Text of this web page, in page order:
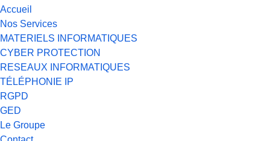
Accueil
Nos Services
MATERIELS INFORMATIQUES
CYBER PROTECTION
RESEAUX INFORMATIQUES
TÉLÉPHONIE IP
RGPD
GED
Le Groupe